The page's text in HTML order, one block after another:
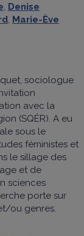
, Denise
, Marie-Ève
sociologue
avec la
(SQÉR). A eu
sous le
féministes et
le sillage des
et de
sciences
porte sur
ou genres.